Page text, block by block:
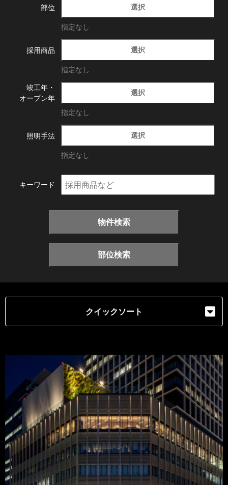
部位 選択
指定なし
採用商品 選択
指定なし
竣工年・
オープン年
選択
指定なし
照明手法 選択
指定なし
キーワード
物件検索
部位検索
クイックソート